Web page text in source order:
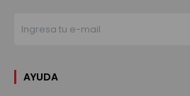
AYUDA